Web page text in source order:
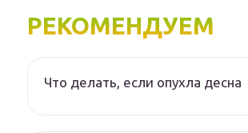
РЕКОМЕНДУЕМ
Что делать, если опухла десна